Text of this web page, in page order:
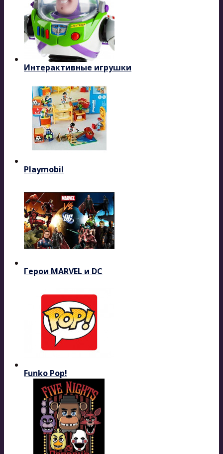
Интерактивные игрушки
Playmobil
Герои MARVEL и DC
Funko Pop!